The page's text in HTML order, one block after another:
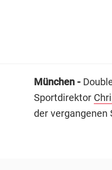
München -
Sportdirektor
der vergangenen